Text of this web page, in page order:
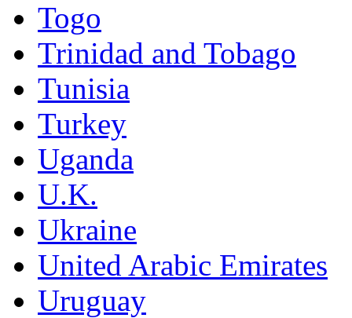
Togo
Trinidad and Tobago
Tunisia
Turkey
Uganda
U.K.
Ukraine
United Arabic Emirates
Uruguay